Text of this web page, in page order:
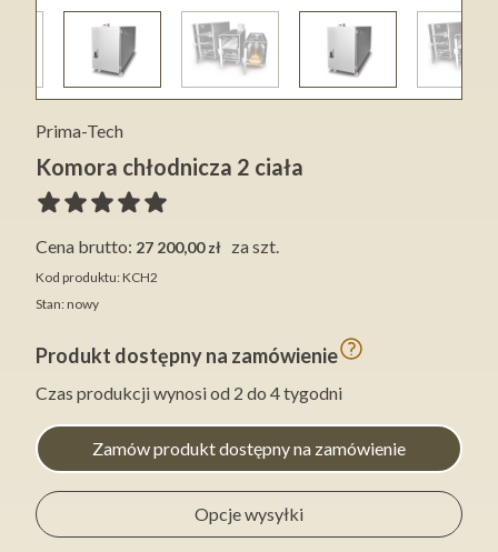
Prima-Tech
Komora chłodnicza 2 ciała
Cena brutto: 27 200,00 zł za szt.
Kod produktu: KCH2
Stan: nowy
Produkt dostępny na zamówienie
Czas produkcji wynosi od 2 do 4 tygodni
Zamów produkt dostępny na zamówienie
Opcje wysyłki